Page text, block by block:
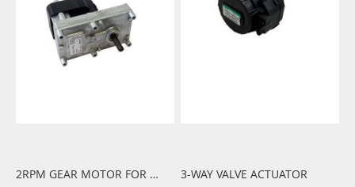
2RPM GEAR MOTOR FOR PELLET LOADING AUGER
3-WAY VALVE ACTUATOR